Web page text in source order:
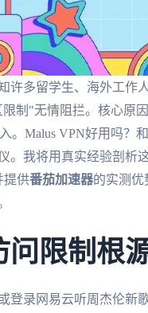
许多留学生、海外工作
制"无情阻拦。核心原
。Malus VPN好用吗？和
。我将用真实经验剖
提供番茄加速器的实测优
问限制根
登录网易云听周杰伦新